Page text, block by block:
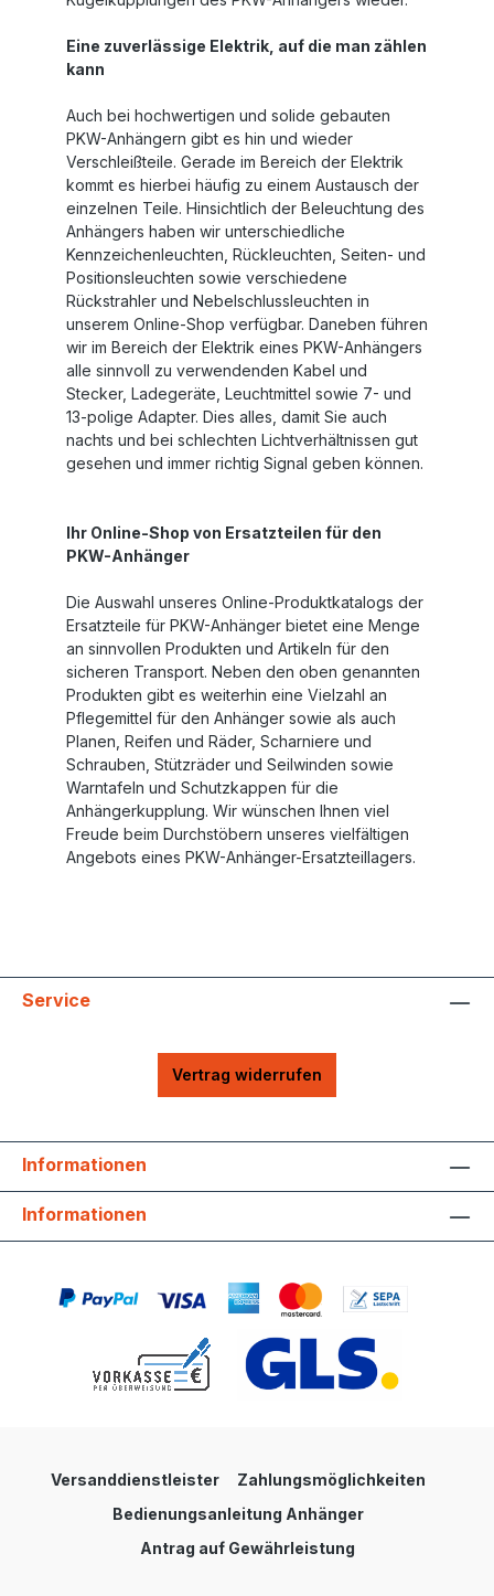
Eine zuverlässige Elektrik, auf die man zählen
kann
Auch bei hochwertigen und solide gebauten
PKW-Anhängern gibt es hin und wieder
Verschleißteile. Gerade im Bereich der Elektrik
kommt es hierbei häufig zu einem Austausch der
einzelnen Teile. Hinsichtlich der Beleuchtung des
Anhängers haben wir unterschiedliche
Kennzeichenleuchten, Rückleuchten, Seiten- und
Positionsleuchten sowie verschiedene
Rückstrahler und Nebelschlussleuchten in
unserem Online-Shop verfügbar. Daneben führen
wir im Bereich der Elektrik eines PKW-Anhängers
alle sinnvoll zu verwendenden Kabel und
Stecker, Ladegeräte, Leuchtmittel sowie 7- und
13-polige Adapter. Dies alles, damit Sie auch
nachts und bei schlechten Lichtverhältnissen gut
gesehen und immer richtig Signal geben können.
Ihr Online-Shop von Ersatzteilen für den
PKW-Anhänger
Die Auswahl unseres Online-Produktkatalogs der
Ersatzteile für PKW-Anhänger bietet eine Menge
an sinnvollen Produkten und Artikeln für den
sicheren Transport. Neben den oben genannten
Produkten gibt es weiterhin eine Vielzahl an
Pflegemittel für den Anhänger sowie als auch
Planen, Reifen und Räder, Scharniere und
Schrauben, Stützräder und Seilwinden sowie
Warntafeln und Schutzkappen für die
Anhängerkupplung. Wir wünschen Ihnen viel
Freude beim Durchstöbern unseres vielfältigen
Angebots eines PKW-Anhänger-Ersatzteillagers.
Service
Vertrag widerrufen
Informationen
Informationen
Versanddienstleister
Zahlungsmöglichkeiten
Bedienungsanleitung Anhänger
Antrag auf Gewährleistung